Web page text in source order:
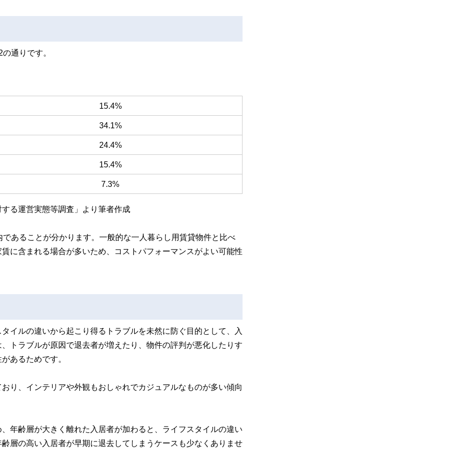
通りです。
15.4%
34.1%
24.4%
15.4%
7.3%
る運営実態等調査」より筆者作成
あることが分かります。一般的な一人暮らし用賃貸物件と比べ
に含まれる場合が多いため、コストパフォーマンスがよい可能性
イルの違いから起こり得るトラブルを未然に防ぐ目的として、入
トラブルが原因で退去者が増えたり、物件の評判が悪化したりす
あるためです。
り、インテリアや外観もおしゃれでカジュアルなものが多い傾向
年齢層が大きく離れた入居者が加わると、ライフスタイルの違い
層の高い入居者が早期に退去してしまうケースも少なくありませ